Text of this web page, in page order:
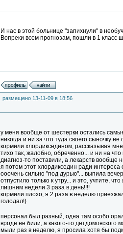
И нас в этой больнице "запихнули" в
Вопреки всем прогнозам, пошли в 1 класс
размещено 13-11-09 в 18:56
у меня вообще от шестерки остались
никогда и ни за что туда своего сыночку не
кормили хлордикседином, рассказывая
тихо так, жалобно, обреченно... и ни на
диагноз-то поставили, а лекарств вообще
я потом этот хлордикседин ради
ооочень сильно "под дурью"... выпила
отпустило только к утру... и это, учтите,
лишним недели 3 раза в день!!!!
кормили плохо, я 2 раза в неделю
голодал!)
персонал был разный, одна там особо
вроде не били, а какого-то детдомовского
мыли раз в неделю, я просила хотя бы